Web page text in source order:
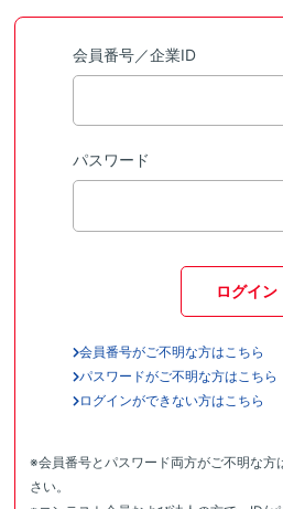
会員番号／企業ID
パスワード
ログイン
会員番号がご不明な方はこちら
パスワードがご不明な方はこちら
ログインができない方はこちら
※会員番号とパスワード両方がご不明な方
さい。